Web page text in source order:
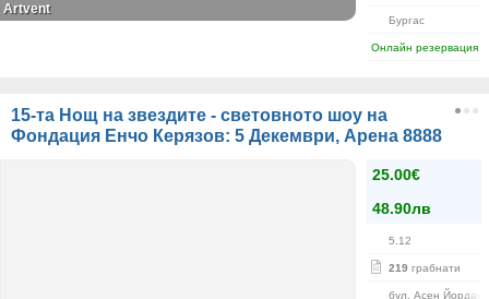
Бургас
Онлайн резервация
Аrtvent
15-та Нощ на звездите - световното шоу на
Фондация Енчо Керязов: 5 Декември, Арена 8888
25.00€
48.90лв
5.12
219 грабнати
бул. Асен